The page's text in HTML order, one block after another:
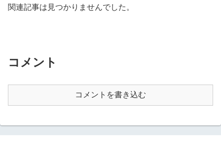
関連記事は見つかりませんでした。
コメント
コメントを書き込む